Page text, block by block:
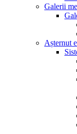
Galerii
Așternut